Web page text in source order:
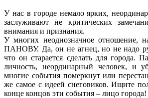
У нас в городе немало ярких,
заслуживают не критических
внимания и признания.
У многих неоднозначное отношение,
ПАНОВУ. Да, он не агнец, но не надо
что он старается сделать для города.
личность, неординарный человек, и
многие события померкнут или
же самое с идеей снеговиков. Ищите
конце концов эти события – лицо города!